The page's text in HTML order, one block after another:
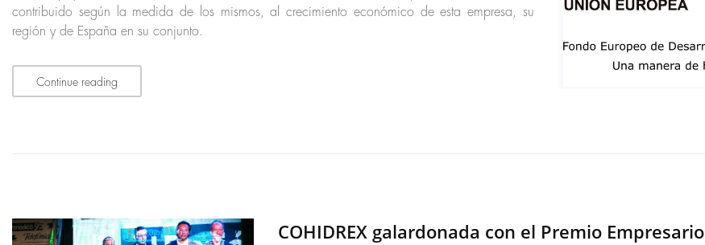
contribuido según la medida de los mismos, al crecimiento económico de esta empresa, su
región y de España en su conjunto.
Continue reading
COHIDREX galardonada con el Premio Empresario